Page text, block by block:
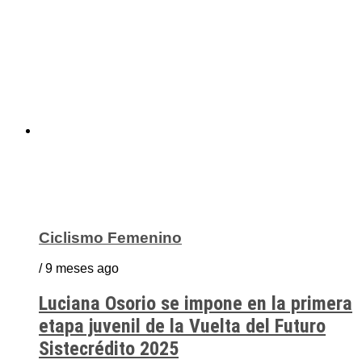
Ciclismo Femenino
/ 9 meses ago
Luciana Osorio se impone en la primera
etapa juvenil de la Vuelta del Futuro
Sistecrédito 2025